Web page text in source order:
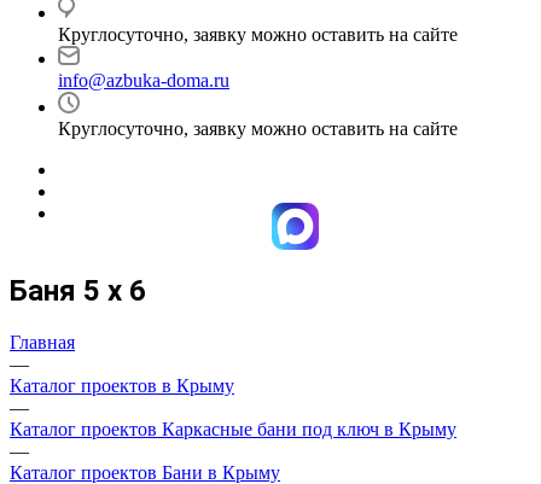
Круглосуточно, заявку можно оставить на сайте
info@azbuka-doma.ru
Круглосуточно, заявку можно оставить на сайте
Баня 5 х 6
Главная
—
Каталог проектов в Крыму
—
Каталог проектов Каркасные бани под ключ в Крыму
—
Каталог проектов Бани в Крыму